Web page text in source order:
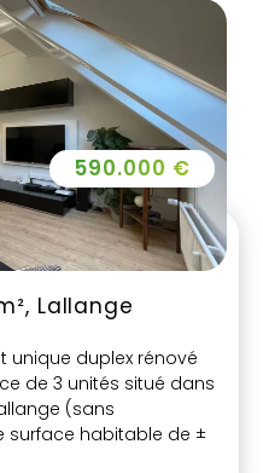
Lallange
unique duplex rénové
de 3 unités situé dans
(sans
surface habitable de ±
590.000 €